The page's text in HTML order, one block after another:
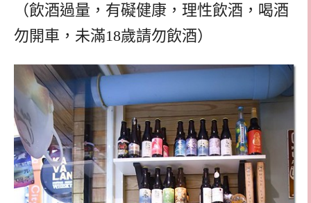
（飲酒過量，有礙健康，理性飲酒，喝酒
勿開車，未滿18歲請勿飲酒）